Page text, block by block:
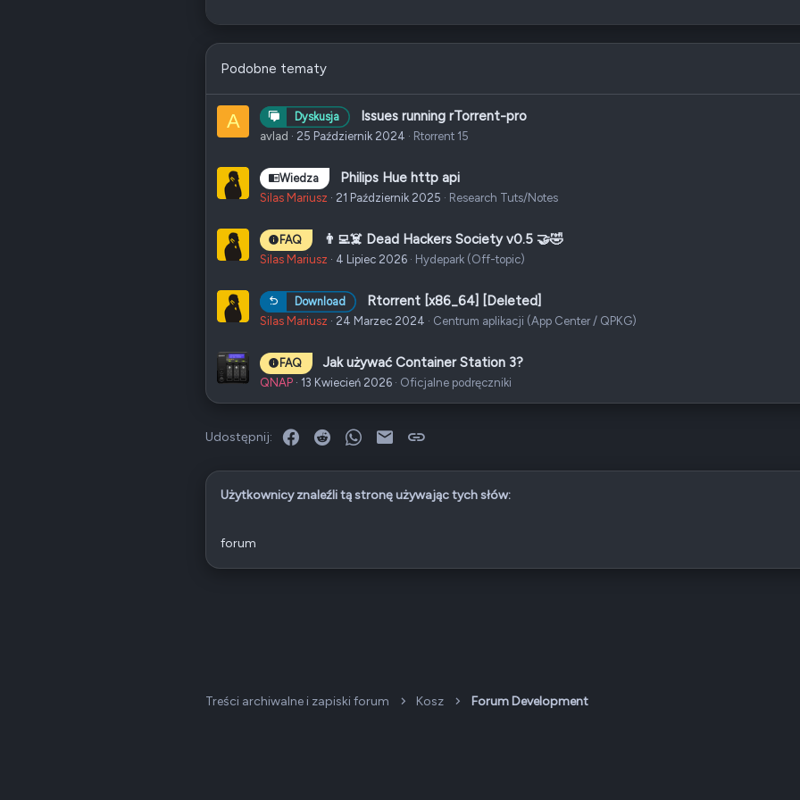
26
Times New Roman
Podobne tematy
A Dyskusja Issues running rTorrent-pro
avlad 25 Październik 2024 Rtorrent 15
Wiedza Philips Hue http api
Silas Mariusz 21 Październik 2025 Research Tuts/Notes
FAQ 👨‍💻☠️ Dead Hackers Society v0.5 🤝🤣
Silas Mariusz 4 Lipiec 2026 Hydepark (Off-topic)
Download Rtorrent [x86_64] [Deleted]
Silas Mariusz 24 Marzec 2024 Centrum aplikacji (App Center / QPKG)
FAQ Jak używać Container Station 3?
QNAP 13 Kwiecień 2026 Oficjalne podręczniki
Udostępnij: Facebook
Reddit WhatsApp
E-mailLink
Użytkownicy znaleźli tą stronę używając tych słów:
forum
Treści archiwalne i zapiski forum Kosz Forum Development